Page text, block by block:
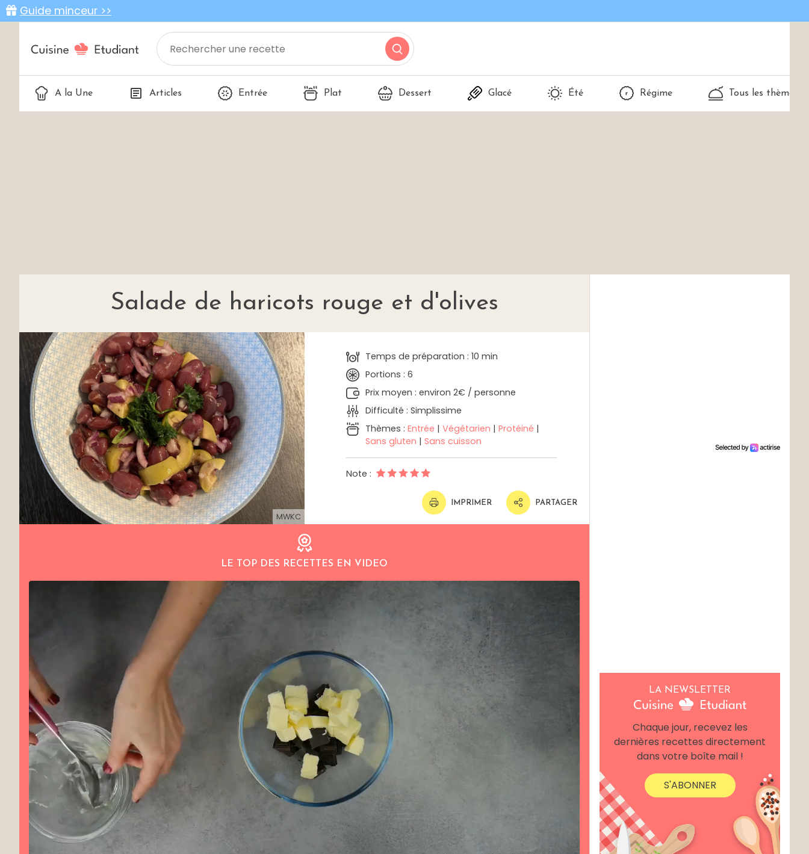
Guide minceur >>
A la Une Articles Entrée Plat Dessert Glacé Été Régime Tous les thèmes
Salade de haricots rouge et d'olives
MWKC
Temps de préparation : 10 min
Portions : 6
Prix moyen : environ 2€ / personne
Difficulté : Simplissime
Thèmes :Entrée |Végétarien |Protéiné |
Sans gluten |Sans cuisson
Note :
IMPRIMER PARTAGER
LE TOP DES RECETTES EN VIDEO
LA NEWSLETTER
Chaque jour, recevez les
dernières recettes directement
dans votre boîte mail !
S'ABONNER